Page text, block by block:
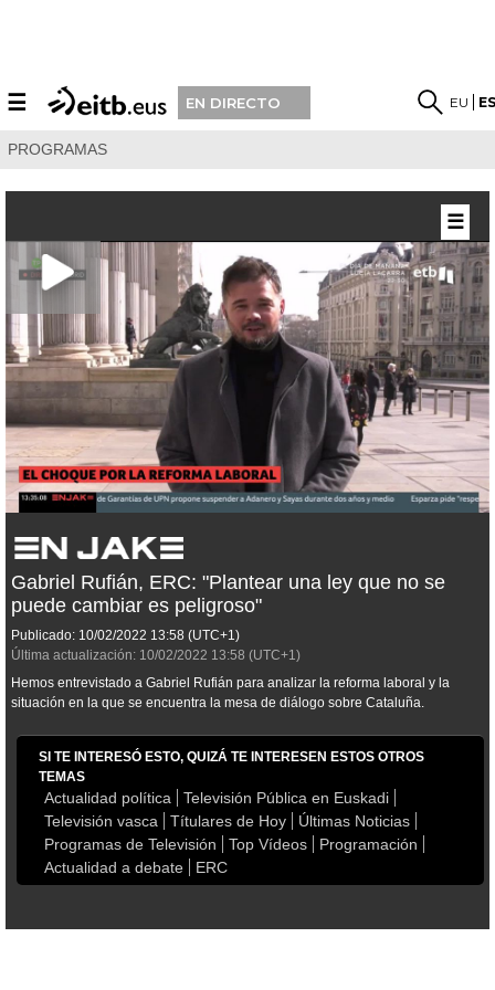
☰ EN DIRECTO EU
PROGRAMAS
Gabriel Rufián, ERC: "Plantear una ley que no se
puede cambiar es peligroso"
Publicado: 10/02/2022 13:58 (UTC+1)
Última actualización: 10/02/2022 13:58 (UTC+1)
Hemos entrevistado a Gabriel Rufián para analizar la reforma laboral y la
situación en la que se encuentra la mesa de diálogo sobre Cataluña.
SI TE INTERESÓ ESTO, QUIZÁ TE INTERESEN ESTOS OTROS
TEMAS
Actualidad política
Televisión Pública en Euskadi
Televisión vasca
Títulares de Hoy
Últimas Noticias
Programas de Televisión
Top Vídeos
Programación
Actualidad a debate
ERC
☰